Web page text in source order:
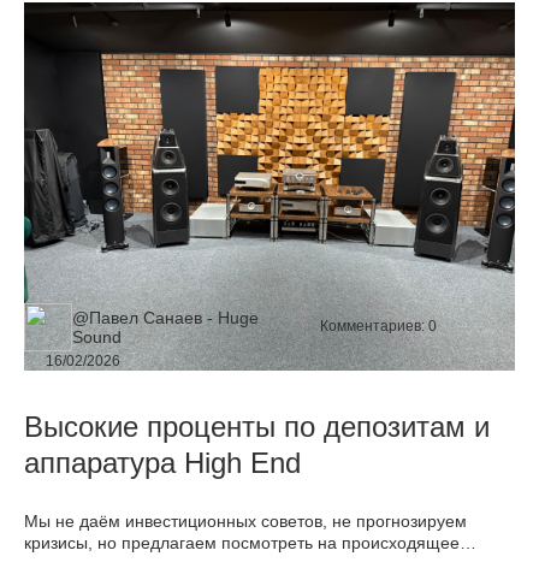
подхода компании к формированию эталонного звучания.
@Павел Санаев - Huge
Sound
16/02/2026
Комментариев:0
Высокие проценты по депозитам и
аппаратура High End
Мы не даём инвестиционных советов, не прогнозируем
кризисы, но предлагаем посмотреть на происходящее